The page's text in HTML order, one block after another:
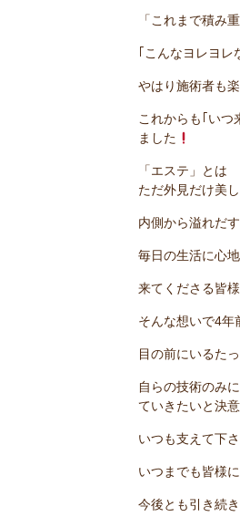
「これまで積み
｢こんなヨレヨレ
やはり施術者も
これからも｢いつ
ました
「エステ」とは
ただ外見だけ美
内側から溢れだ
毎日の生活に心
来てくださる皆
そんな想いで4年
目の前にいるた
自らの技術のみ
ていきたいと決
いつも支えて下
いつまでも皆様
今後とも引き続